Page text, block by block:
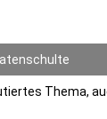
Thema,